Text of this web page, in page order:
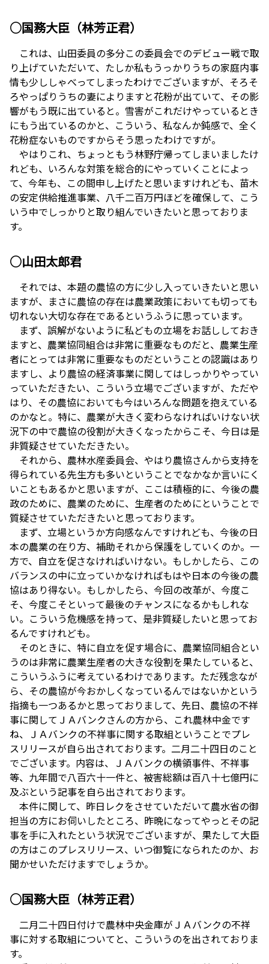
○国務大臣（林芳正君）
これは、山田委員の多分この委員会でのデビュー戦で取
り上げていただいて、たしか私もうっかりうちの家庭内事
情も少ししゃべってしまったわけでございますが、そろそ
ろやっぱりうちの妻によりますと花粉が出ていて、その影
響がもう既に出ていると。雪害がこれだけやっているとき
にもう出ているのかと、こういう、私なんか鈍感で、全く
花粉症ないものですからそう思ったわけですが。
やはりこれ、ちょっともう林野庁帰ってしまいましたけ
れども、いろんな対策を総合的にやっていくことによっ
て、今年も、この間申し上げたと思いますけれども、苗木
の安定供給推進事業、八千二百万円ほどを確保して、こう
いう中でしっかりと取り組んでいきたいと思っておりま
す。
○山田太郎君
それでは、本題の農協の方に少し入っていきたいと思い
ますが、まさに農協の存在は農業政策においても切っても
切れない大切な存在であるというふうに思っています。
まず、誤解がないように私どもの立場をお話ししておき
ますと、農業協同組合は非常に重要なものだと、農業生産
者にとっては非常に重要なものだということの認識はあり
ますし、より農協の経済事業に関してはしっかりやってい
っていただきたい、こういう立場でございますが、ただや
はり、その農協においても今はいろんな問題を抱えている
のかなと。特に、農業が大きく変わらなければいけない状
況下の中で農協の役割が大きくなったからこそ、今日は是
非質疑させていただきたい。
それから、農林水産委員会、やはり農協さんから支持を
得られている先生方も多いということでなかなか言いにく
いこともあるかと思いますが、ここは積極的に、今後の農
政のために、農業のために、生産者のためにということで
質疑させていただきたいと思っております。
まず、立場というか方向感なんですけれども、今後の日
本の農業の在り方、補助それから保護をしていくのか。一
方で、自立を促さなければいけない。もしかしたら、この
バランスの中に立っていかなければもはや日本の今後の農
協はあり得ない。もしかしたら、今回の改革が、今度こ
そ、今度こそといって最後のチャンスになるかもしれな
い。こういう危機感を持って、是非質疑したいと思ってお
るんですけれども。
そのときに、特に自立を促す場合に、農業協同組合とい
うのは非常に農業生産者の大きな役割を果たしていると、
こういうふうに考えているわけであります。ただ残念なが
ら、その農協が今おかしくなっているんではないかという
指摘も一つあるかと思っておりまして、先日、農協の不祥
事に関してＪＡバンクさんの方から、これ農林中金です
ね、ＪＡバンクの不祥事に関する取組ということでプレ
スリリースが自ら出されております。二月二十四日のこと
でございます。内容は、ＪＡバンクの横領事件、不祥事
等、九年間で八百六十一件と、被害総額は百八十七億円に
及ぶという記事を自ら出されております。
本件に関して、昨日レクをさせていただいて農水省の御
担当の方にお伺いしたところ、昨晩になってやっとその記
事を手に入れたという状況でございますが、果たして大臣
の方はこのプレスリリース、いつ御覧になられたのか、お
聞かせいただけますでしょうか。
○国務大臣（林芳正君）
二月二十四日付けで農林中央金庫がＪＡバンクの不祥
事に対する取組についてと、こういうのを出されておりま
す。